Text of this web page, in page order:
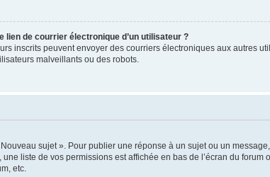
lien de courrier électronique d’un utilisateur ?
inscrits peuvent envoyer des courriers électroniques aux autres
malveillants ou des robots.
sujet ». Pour publier une réponse à un sujet ou un
liste de vos permissions est affichée en bas de l’écran du
etc.